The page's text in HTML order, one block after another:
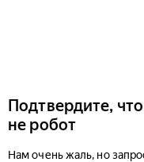
Подтвердите,
не робот
Нам очень жаль, но